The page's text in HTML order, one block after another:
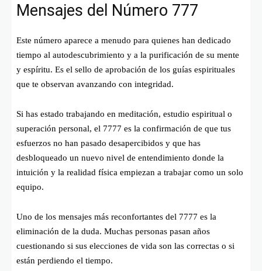
Mensajes del Número 777
Este número aparece a menudo para quienes han dedicado
tiempo al autodescubrimiento y a la purificación de su mente
y espíritu. Es el sello de aprobación de los guías espirituales
que te observan avanzando con integridad.
Si has estado trabajando en meditación, estudio espiritual o
superación personal, el 7777 es la confirmación de que tus
esfuerzos no han pasado desapercibidos y que has
desbloqueado un nuevo nivel de entendimiento donde la
intuición y la realidad física empiezan a trabajar como un solo
equipo.
Uno de los mensajes más reconfortantes del 7777 es la
eliminación de la duda. Muchas personas pasan años
cuestionando si sus elecciones de vida son las correctas o si
están perdiendo el tiempo.